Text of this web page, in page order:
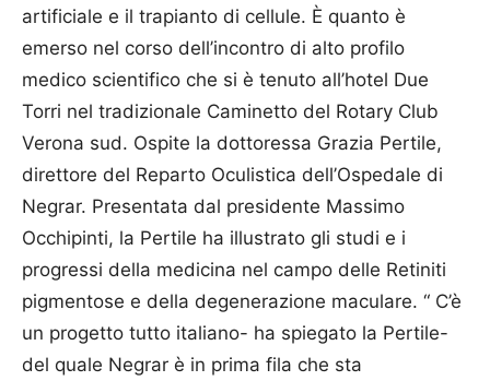
artificiale e il trapianto di cellule. È quanto è
emerso nel corso dell’incontro di alto profilo
medico scientifico che si è tenuto all’hotel Due
Torri nel tradizionale Caminetto del Rotary Club
Verona sud. Ospite la dottoressa Grazia Pertile,
direttore del Reparto Ocu­listica dell’Ospedale di
Ne­grar. Presentata dal presidente Massimo
Occhipinti, la Pertile ha illustrato gli studi e i
progressi della medicina nel campo delle Retiniti
pigmentose e della degenerazione maculare. “ C’è
un progetto tutto italiano- ha spiegato la Pertile-
del quale Negrar è in prima fila che sta